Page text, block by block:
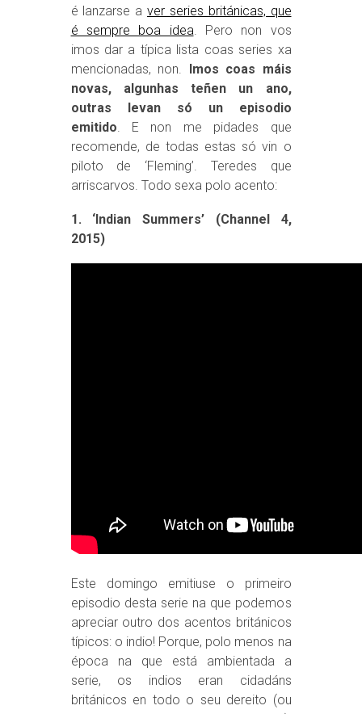
é lanzarse a ver series británicas, que
é sempre boa idea . Pero non vos
imos dar a típica lista coas series xa
mencionadas, non. Imos coas máis
novas, algunhas teñen un ano,
outras levan só un episodio
emitido . E non me pidades que
recomende, de todas estas só vin o
piloto de ‘Fleming’. Teredes que
arriscarvos. Todo sexa polo acento:
1. ‘Indian Summers’ (Channel 4,
2015)
Este domingo emitiuse o primeiro
episodio desta serie na que podemos
apreciar outro dos acentos británicos
típicos: o indio! Porque, polo menos na
época na que está ambientada a
serie, os indios eran cidadáns
británicos en todo o seu dereito (ou